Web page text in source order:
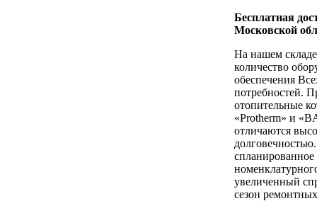
Бесплатная
Московской
На нашем
количество
обеспечения
потребностей.
отопительные
«Protherm» и
отличаются
увеличенный
сезон